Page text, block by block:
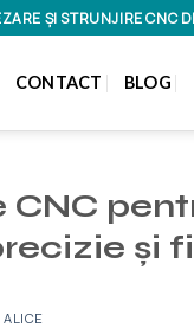
ȘI STRUNJIRE CNC
CONTACT BLOG
CNC
și
ALICE